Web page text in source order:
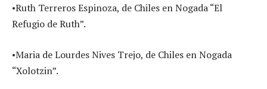
•Ruth Terreros Espinoza, de Chiles en Nogada “El
Refugio de Ruth”.
•Maria de Lourdes Nives Trejo, de Chiles en Nogada
“Xolotzin”.